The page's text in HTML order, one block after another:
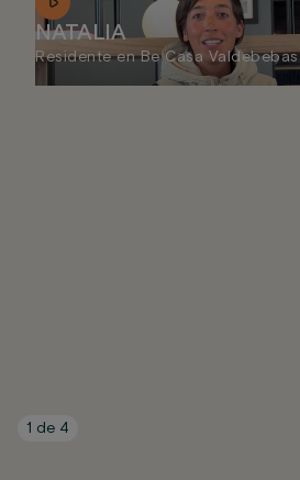
NATALIA
Residente en Be Casa Valdebebas
1 de 4